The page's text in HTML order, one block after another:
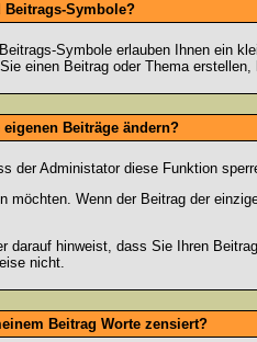
Beitrags-Symbole?
Symbole erlauben Ihnen ein
einen Beitrag oder Thema
Beiträge ändern?
der Administator diese Funktion
möchten. Wenn der Beitrag der
hinweist, dass Sie Ihren
nicht.
Beitrag Worte zensiert?